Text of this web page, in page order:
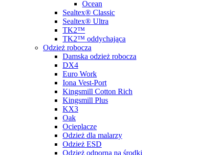
Ocean
Sealtex® Classic
Sealtex® Ultra
TK2™
TK2™ oddychająca
Odzież robocza
Damska odzież robocza
DX4
Euro Work
Iona Vest-Port
Kingsmill Cotton Rich
Kingsmill Plus
KX3
Oak
Ocieplacze
Odzież dla malarzy
Odzież ESD
Odzież odporna na środki